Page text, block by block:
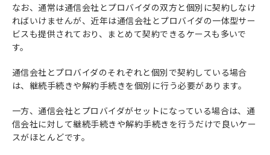
なお、通常は通信会社とプロバイダの双方と個別に契約しなけ
ればいけませんが、近年は通信会社とプロバイダの一体型サー
ビスも提供されており、まとめて契約できるケースも多いで
す。
通信会社とプロバイダのそれぞれと個別で契約している場合
は、継続手続きや解約手続きを個別に行う必要があります。
一方、通信会社とプロバイダがセットになっている場合は、通
信会社に対して継続手続きや解約手続きを行うだけで良いケー
スがほとんどです。